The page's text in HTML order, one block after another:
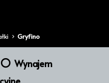
Gryfino
Wynajem